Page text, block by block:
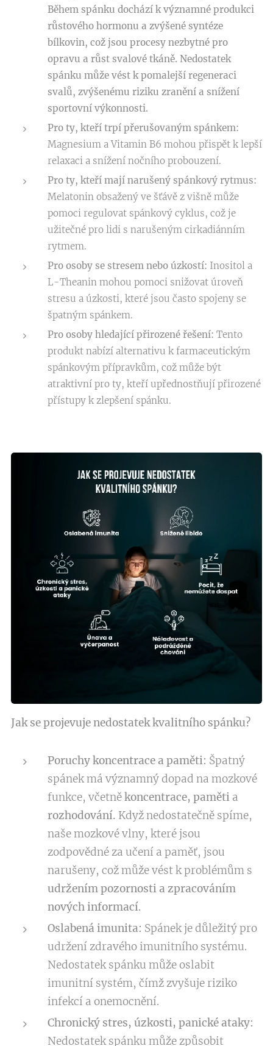
Během spánku dochází k významné produkci
růstového hormonu a zvýšené syntéze
bílkovin, což jsou procesy nezbytné pro
opravu a růst svalové tkáně. Nedostatek
spánku může vést kpomalejší regeneraci
svalů, zvýšenému riziku zranění a snížení
sportovní výkonnosti.
Pro ty, kteří trpí přerušovaným spánkem:
Magnesium a Vitamin B6 mohou přispět k lepší
relaxaci a snížení nočního probouzení.
Pro ty, kteří mají narušený spánkový rytmus:
Melatonin obsažený ve šťávě z višně může
pomoci regulovat spánkový cyklus, což je
užitečné pro lidi s narušeným cirkadiánním
rytmem.
Pro osoby se stresem nebo úzkostí: Inositol a
L-Theanin mohou pomoci snižovat úroveň
stresu a úzkosti, které jsou často spojeny se
špatným spánkem.
Pro osoby hledající přirozené řešení: Tento
produkt nabízí alternativu k farmaceutickým
spánkovým přípravkům, což může být
atraktivní pro ty, kteří upřednostňují přirozené
přístupy k zlepšení spánku.
Jak se projevuje nedostatek kvalitního spánku?
Poruchy koncentrace a paměti: Špatný
spánek má významný dopad na mozkové
funkce, včetněkoncentrace, paměti a
rozhodování. Když nedostatečně spíme,
naše mozkové vlny, které jsou
zodpovědné za učení a paměť, jsou
narušeny, což může vést k problémům s
udržením pozornosti a zpracováním
nových informací.
Oslabená imunita: Spánek je důležitý pro
udržení zdravého imunitního systému.
Nedostatek spánku může oslabit
imunitní systém, čímž zvyšuje riziko
infekcí a onemocnění.
Chronický stres, úzkosti, panické ataky:
Nedostatek spánku může způsobit